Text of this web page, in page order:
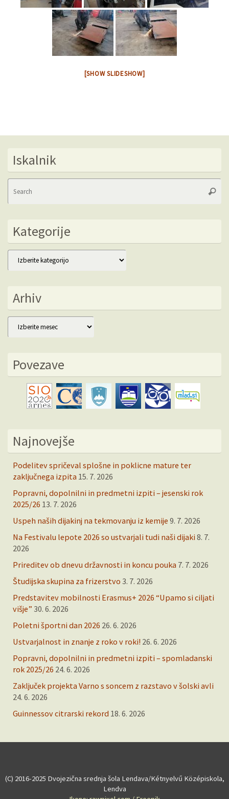
[SHOW SLIDESHOW]
Iskalnik
Kategorije
Kategorije
Arhiv
Arhiv
Povezave
Najnovejše
Podelitev spričeval splošne in poklicne mature ter
zaključnega izpita 15. 7. 2026
Popravni, dopolnilni in predmetni izpiti – jesenski rok
2025/26 13. 7. 2026
Uspeh naših dijakinj na tekmovanju iz kemije 9. 7. 2026
Na Festivalu lepote 2026 so ustvarjali tudi naši dijaki 8. 7.
2026
Prireditev ob dnevu državnosti in koncu pouka 7. 7. 2026
Študijska skupina za frizerstvo 3. 7. 2026
Predstavitev mobilnosti Erasmus+ 2026 “Upamo si ciljati
višje” 30. 6. 2026
Poletni športni dan 2026 26. 6. 2026
Ustvarjalnost in znanje z roko v roki! 26. 6. 2026
Popravni, dopolnilni in predmetni izpiti – spomladanski
rok 2025/26 24. 6. 2026
Zaključek projekta Varno s soncem z razstavo v šolski avli
24. 6. 2026
Guinnessov citrarski rekord 18. 6. 2026
(C) 2016-2025 Dvojezična srednja šola Lendava/Kétnyelvű Középiskola,
Lendva